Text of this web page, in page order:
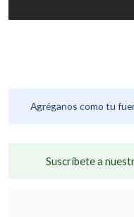
Agréganos como tu
Suscríbete a